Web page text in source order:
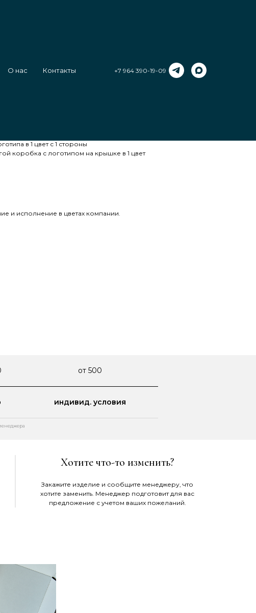
О нас Контакты +7 964 390-19-09
в 1 цвет с 1 стороны
коробка с логотипом на крышке в 1 цвет
и исполнение в цветах компании.
от 500
индивид. условия
Хотите что-то изменить?
Закажите изделие и сообщите менеджеру, что
хотите заменить. Менеджер подготовит для вас
предложение с учетом ваших пожеланий.